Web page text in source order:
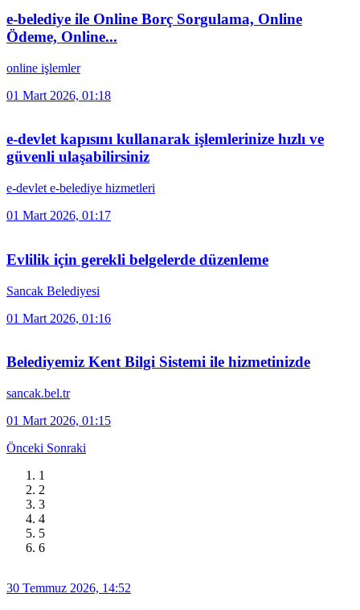
e-belediye ile Online Borç Sorgulama, Online
Ödeme, Online...
online işlemler
01 Mart 2026, 01:18
e-devlet kapısını kullanarak işlemlerinize hızlı ve
güvenli ulaşabilirsiniz
e-devlet e-belediye hizmetleri
01 Mart 2026, 01:17
Evlilik için gerekli belgelerde düzenleme
Sancak Belediyesi
01 Mart 2026, 01:16
Belediyemiz Kent Bilgi Sistemi ile hizmetinizde
sancak.bel.tr
01 Mart 2026, 01:15
Önceki Sonraki
1
2
3
4
5
6
30 Temmuz 2026, 14:52